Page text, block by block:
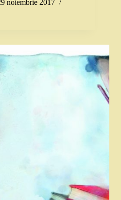
noiembrie 2017